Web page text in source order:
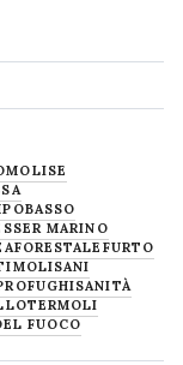
MARINO
FORESTALE FURTO
MOLISANI
SANITÀ
TERMOLI
FUOCO